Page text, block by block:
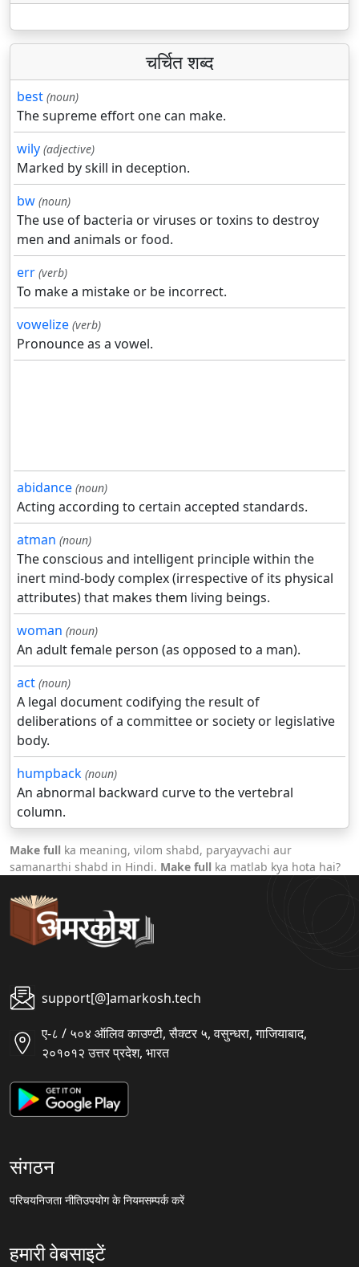
चर्चित शब्द
best (noun)
The supreme effort one can make.
wily (adjective)
Marked by skill in deception.
bw (noun)
The use of bacteria or viruses or toxins to destroy
men and animals or food.
err (verb)
To make a mistake or be incorrect.
vowelize (verb)
Pronounce as a vowel.
abidance (noun)
Acting according to certain accepted standards.
atman (noun)
The conscious and intelligent principle within the
inert mind-body complex (irrespective of its physical
attributes) that makes them living beings.
woman (noun)
An adult female person (as opposed to a man).
act (noun)
A legal document codifying the result of
deliberations of a committee or society or legislative
body.
humpback (noun)
An abnormal backward curve to the vertebral
column.
Make full ka meaning, vilom shabd, paryayvachi aur
samanarthi shabd in Hindi. Make full ka matlab kya hota hai?
support[@]amarkosh.tech
ए-८ / ५०४ ऑलिव काउण्टी, सैक्टर ५, वसुन्धरा, गाजियाबाद,
२०१०१२ उत्तर प्रदेश, भारत
संगठन
परिचयनिजता नीतिउपयोग के नियमसम्पर्क करें
हमारी वेबसाइटें